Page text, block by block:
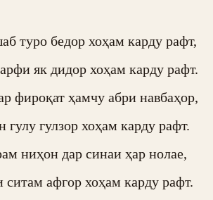
туро бедор хоҳам карду рафт,
як дидор хоҳам карду рафт.
фироқат ҳамчу абри навбаҳор,
гулу гулзор хоҳам карду рафт.
ниҳон дар синаи ҳар нолае,
ситам афгор хоҳам карду рафт.